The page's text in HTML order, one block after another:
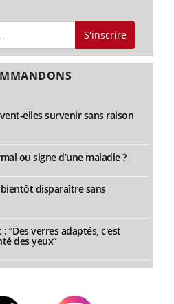
S'inscrire
elles survenir sans raison
ou signe d’une maladie ?
disparaître sans
“Des verres adaptés, c'est
des yeux”